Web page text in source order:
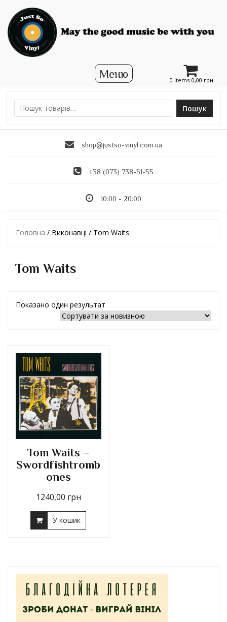
0 items-0,00 грн
Ш
Пошук
shop@justso-vinyl.com.ua
+38 (073) 738-51-55
10:00 - 20:00
Головна / Виконавці / Tom Waits
Tom Waits
Показано один результат
Tom Waits –
Swordfishtromb
ones
1240,00 грн
У кошик